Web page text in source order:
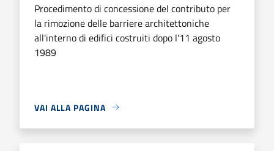
Procedimento di concessione del contributo per
la rimozione delle barriere architettoniche
all'interno di edifici costruiti dopo l'11 agosto
1989
VAI ALLA PAGINA